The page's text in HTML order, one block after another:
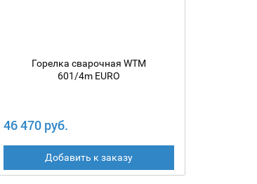
Горелка сварочная WTM
601/4m EURO
46 470 руб.
Добавить к заказу